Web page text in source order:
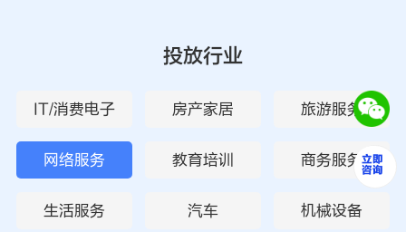
投放行业
IT/消费电子 房产家居 旅游服务
网络服务 教育培训 商务服务
生活服务 汽车 机械设备